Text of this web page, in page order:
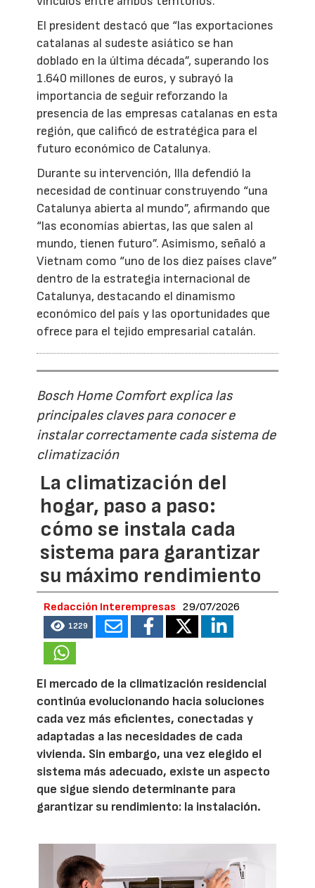
El president destacó que “las exportaciones
catalanas al sudeste asiático se han
doblado en la última década”, superando los
1.640 millones de euros, y subrayó la
importancia de seguir reforzando la
presencia de las empresas catalanas en esta
región, que calificó de estratégica para el
futuro económico de Catalunya.
Durante su intervención, Illa defendió la
necesidad de continuar construyendo “una
Catalunya abierta al mundo”, afirmando que
“las economías abiertas, las que salen al
mundo, tienen futuro”. Asimismo, señaló a
Vietnam como “uno de los diez países clave”
dentro de la estrategia internacional de
Catalunya, destacando el dinamismo
económico del país y las oportunidades que
ofrece para el tejido empresarial catalán.
Bosch Home Comfort explica las
principales claves para conocer e
instalar correctamente cada sistema de
climatización
La climatización del
hogar, paso a paso:
cómo se instala cada
sistema para garantizar
su máximo rendimiento
Redacción Interempresas 29/07/2026
1229
El mercado de la climatización residencial
continúa evolucionando hacia soluciones
cada vez más eficientes, conectadas y
adaptadas a las necesidades de cada
vivienda. Sin embargo, una vez elegido el
sistema más adecuado, existe un aspecto
que sigue siendo determinante para
garantizar su rendimiento: la instalación.